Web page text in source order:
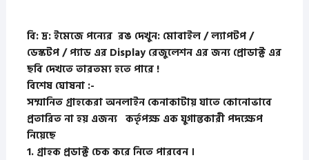
বি: দ্র: ইমেজে পন্যের রঙ দেখুন: মোবাইল / ল্যাপটপ /
ডেস্কটপ / প্যাড এর Display রেজুলেশন এর জন্য প্রোডাক্ট এর
ছবি দেখতে তারতম্য হতে পারে !
বিশেষ ঘোষনা :-
সম্মানিত গ্রাহকেরা অনলাইন কেনাকাটায় যাতে কোনোভাবে
প্রতারিত না হয় এজন্য কর্তৃপক্ষ এক যুগান্তকারী পদক্ষেপ
নিয়েছে
1. গ্রাহক প্রডাক্ট চেক করে নিতে পারবেন ।